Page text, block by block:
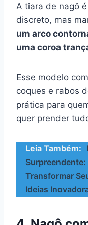
A tiara de nagô
discreto, mas
um arco
uma coroa
Esse modelo
coques e rabos
prática para
quer prender
Leia Também:
Surpreendente:
Transformar
Ideias